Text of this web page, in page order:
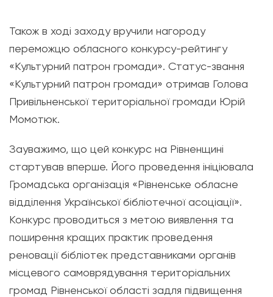
Також в ході заходу вручили нагороду
переможцю обласного конкурсу-рейтингу
«Культурний патрон громади». Статус-звання
«Культурний патрон громади» отримав Голова
Привільненської територіальної громади Юрій
Момотюк.
Зауважимо, що цей конкурс на Рівненщині
стартував вперше. Його проведення ініціювала
Громадська організація «Рівненське обласне
відділення Української бібліотечної асоціації».
Конкурс проводиться з метою виявлення та
поширення кращих практик проведення
реновації бібліотек представниками органів
місцевого самоврядування територіальних
громад Рівненської області задля підвищення